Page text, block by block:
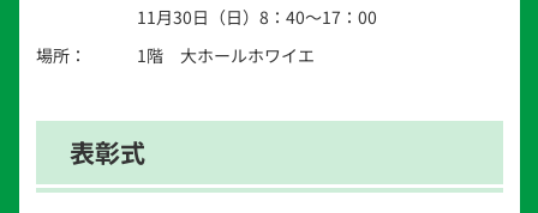
11月30日（日）8：40～17：00
場所：
1階 大ホールホワイエ
表彰式